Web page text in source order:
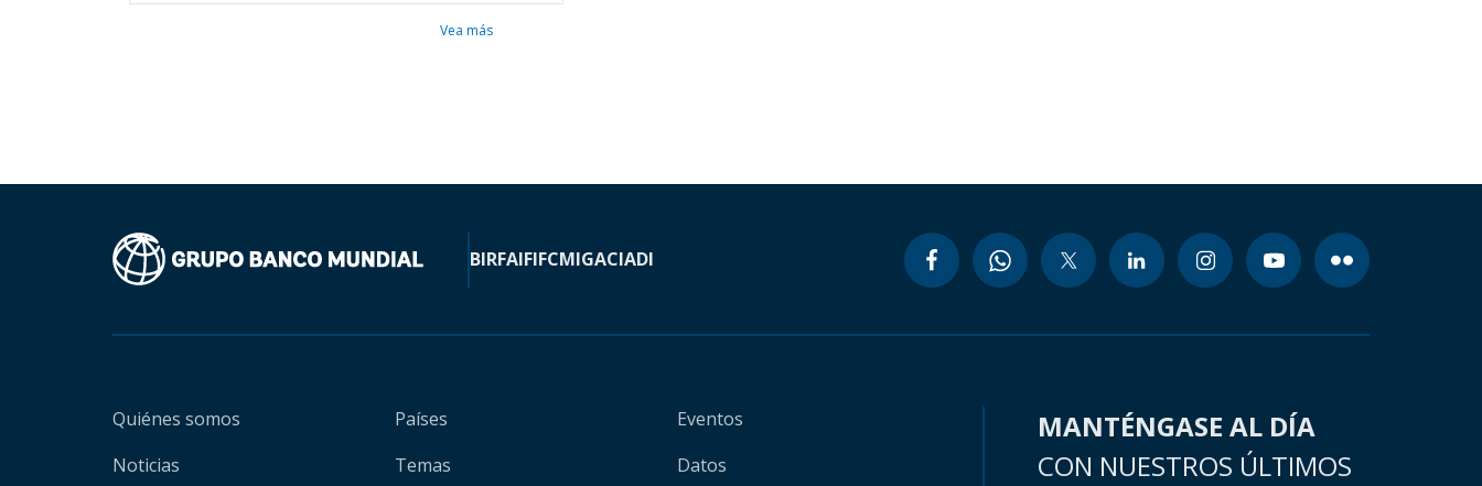
Vea más
BIRFAIFIFCMIGACIADI
Quiénes somos
Noticias
Países
Temas
Eventos
Datos
MANTÉNGASE AL DÍA
CON NUESTROS ÚLTIMOS